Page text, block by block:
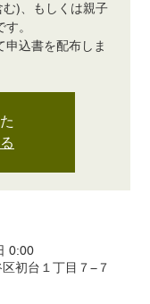
む)、もしくは親子
。
申込書を配布しま
0:00
初台１丁目７−７